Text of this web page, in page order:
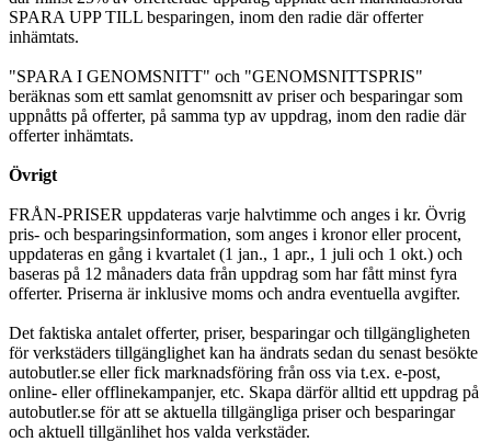
SPARA UPP TILL besparingen, inom den radie där offerter
inhämtats.
"SPARA I GENOMSNITT" och "GENOMSNITTSPRIS"
beräknas som ett samlat genomsnitt av priser och besparingar som
uppnåtts på offerter, på samma typ av uppdrag, inom den radie där
offerter inhämtats.
Övrigt
FRÅN-PRISER uppdateras varje halvtimme och anges i kr. Övrig
pris- och besparingsinformation, som anges i kronor eller procent,
uppdateras en gång i kvartalet (1 jan., 1 apr., 1 juli och 1 okt.) och
baseras på 12 månaders data från uppdrag som har fått minst fyra
offerter. Priserna är inklusive moms och andra eventuella avgifter.
Det faktiska antalet offerter, priser, besparingar och tillgängligheten
för verkstäders tillgänglighet kan ha ändrats sedan du senast besökte
autobutler.se eller fick marknadsföring från oss via t.ex. e-post,
online- eller offlinekampanjer, etc. Skapa därför alltid ett uppdrag på
autobutler.se för att se aktuella tillgängliga priser och besparingar
och aktuell tillgänlihet hos valda verkstäder.